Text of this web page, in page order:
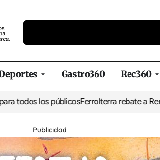
Gastro360 Rec360
los públicosFerrolterra rebate a Renfe y
Publicidad